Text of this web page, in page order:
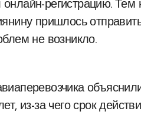
регистрацию. Тем
пришлось
не возникло.
из-за чего срок